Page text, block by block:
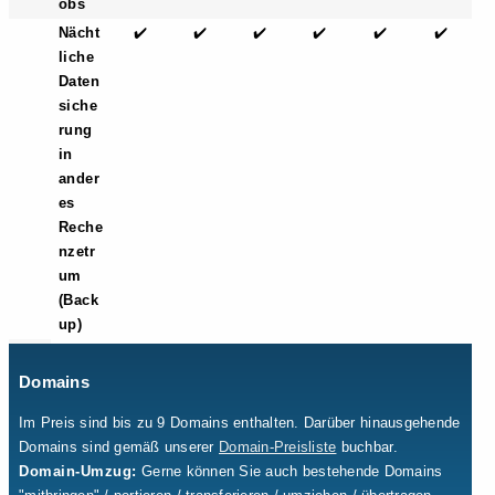
obs
Nächt
liche
Daten
siche
rung
in
ander
es
Reche
nzetr
um
(Back
up)
✔️ ✔️ ✔️ ✔️ ✔️ ✔️
Domains
Im Preis sind bis zu 9 Domains enthalten. Darüber hinausgehende
Domains sind gemäß unserer Domain-Preisliste buchbar.
Domain-Umzug: Gerne können Sie auch bestehende Domains